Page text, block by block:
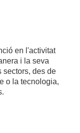
en l'activitat
i la seva
sectors, des de
o la tecnologia,